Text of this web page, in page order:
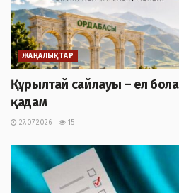
ЖАҢАЛЫҚТАР
Құрылтай сайлауы – ел
қадам
27.07.2026 15